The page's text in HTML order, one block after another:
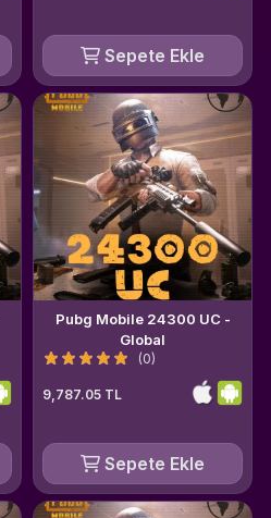
Sepete Ekle
Pubg Mobile 24300 UC -
Global
(0)
9,787.05 TL
Sepete Ekle